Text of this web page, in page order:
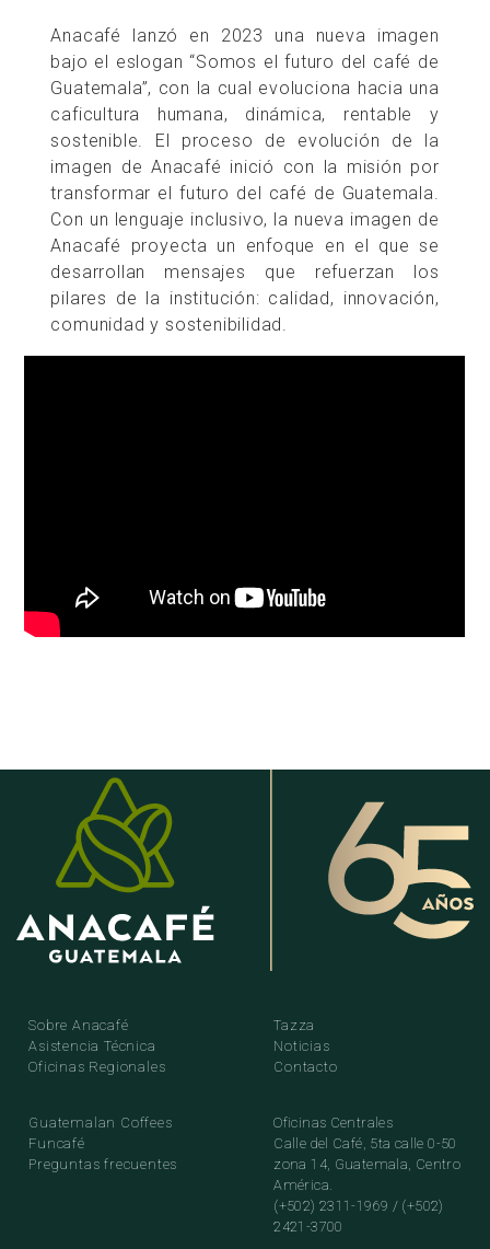
Anacafé lanzó en 2023 una nueva imagen
bajo el eslogan “Somos el futuro del café de
Guatemala”, con la cual evoluciona hacia una
caficultura humana, dinámica, rentable y
sostenible. El proceso de evolución de la
imagen de Anacafé inició con la misión por
transformar el futuro del café de Guatemala.
Con un lenguaje inclusivo, la nueva imagen de
Anacafé proyecta un enfoque en el que se
desarrollan mensajes que refuerzan los
pilares de la institución: calidad, innovación,
comunidad y sostenibilidad.
Sobre Anacafé
Asistencia Técnica
Oficinas Regionales
Tazza
Noticias
Contacto
Guatemalan Coffees
Funcafé
Preguntas frecuentes
Oficinas Centrales
Calle del Café, 5ta calle 0-50
zona 14, Guatemala, Centro
América.
(+502) 2311-1969 / (+502)
2421-3700